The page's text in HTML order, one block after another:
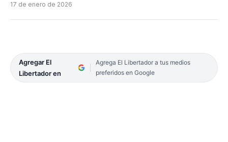
17 de enero de 2026
Agregar El
Libertador en
Agrega El Libertador a tus medios
preferidos en Google